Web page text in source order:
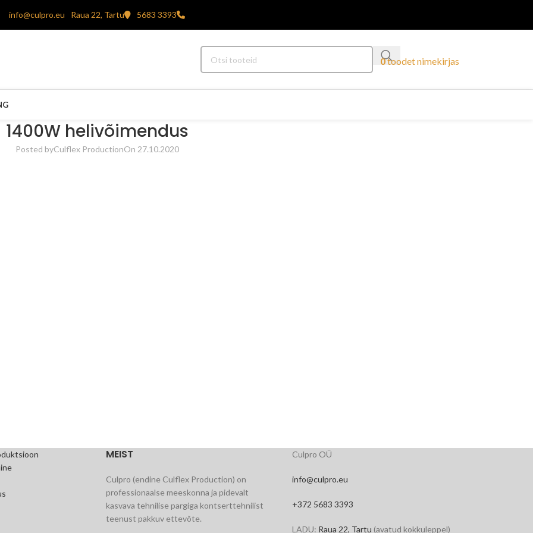
info@culpro.eu Raua 22, Tartu 5683 3393
0toodetnimekirjas
1400W helivõimendus
Posted byCulflex ProductionOn 27.10.2020
MEIST
Culpro (endine Culflex Production) on
professionaalse meeskonna ja pidevalt
kasvava tehnilise pargiga kontserttehnilist
teenust pakkuv ettevõte.
Culpro OÜ
info@culpro.eu
+372 5683 3393
LADU: Raua 22, Tartu (avatud kokkuleppel)